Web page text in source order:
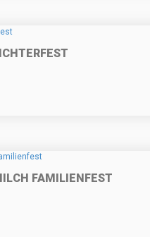
FAMILIENFEST